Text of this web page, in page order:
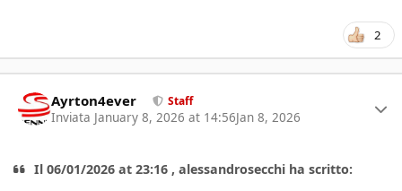
2
Ayrton4ever Staff
Inviata January 8, 2026 at 14:56Jan 8, 2026
Il 06/01/2026 at 23:16 , alessandrosecchi ha scritto: